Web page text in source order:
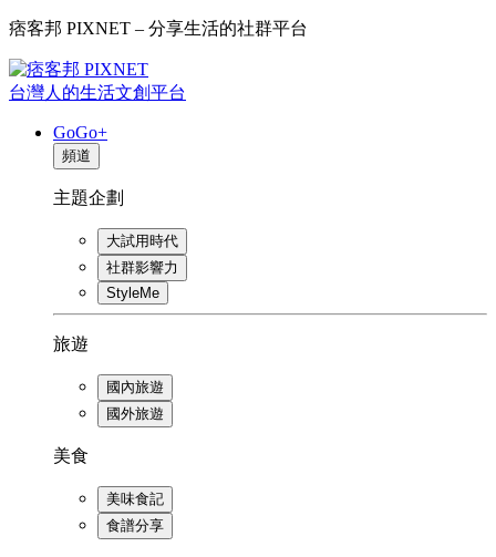
痞客邦 PIXNET – 分享生活的社群平台
台灣人的生活文創平台
GoGo+
頻道
主題企劃
大試用時代
社群影響力
StyleMe
旅遊
國內旅遊
國外旅遊
美食
美味食記
食譜分享